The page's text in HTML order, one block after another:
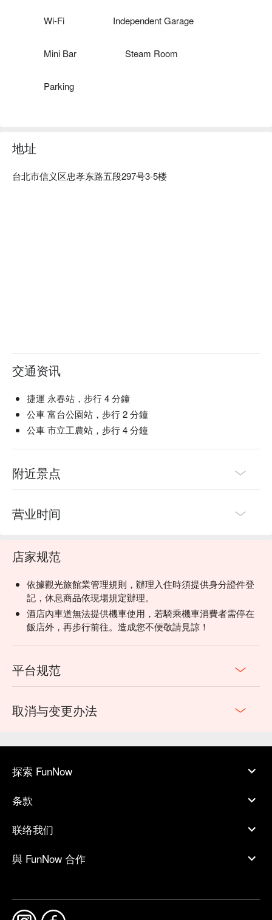
Wi-Fi Independent Garage
Mini Bar Steam Room
Parking
地址
台北市信义区忠孝东路五段297号3-5楼
交通资讯
捷運 永春站，步行 4 分鐘
公車 富台公園站，步行 2 分鐘
公車 市立工農站，步行 4 分鐘
附近景点
营业时间
店家规范
依據觀光旅館業管理規則，辦理入住時須提供身分證件登
記，休息商品依現場規定辦理。
酒店內車道無法提供機車使用，若騎乘機車消費者需停在
飯店外，再步行前往。造成您不便敬請見諒！
平台规范
取消与变更办法
探索 FunNow
条款
联络我们
與 FunNow 合作